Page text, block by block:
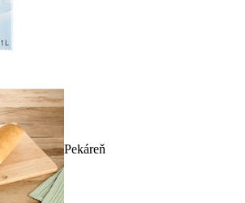
Pekáreň